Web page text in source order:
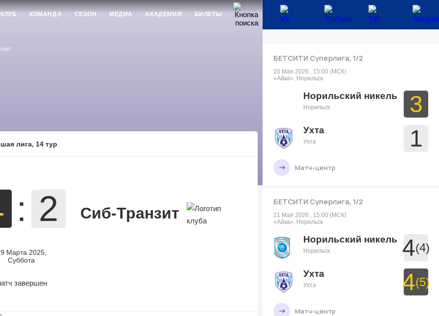
КЛУБ КОМАНДА СЕЗОН МЕДИА АКАДЕМИЯ БИЛЕТЫ
лига, 14 тур
: 2
Марта 2025,
Суббота
завершен
Сиб-Транзит
БЕТСИТИ Суперлига, 1/2
20 Мая 2026 , 15:00 (МСК)
«Айка». Норильск
Норильский никель
Норильск 3
Ухта
Ухта 1
Матч-центр
БЕТСИТИ Суперлига, 1/2
21 Мая 2026 , 15:00 (МСК)
«Айка». Норильск
Норильский никель
Норильск 4(4)
Ухта
Ухта 4(5)
Матч-центр